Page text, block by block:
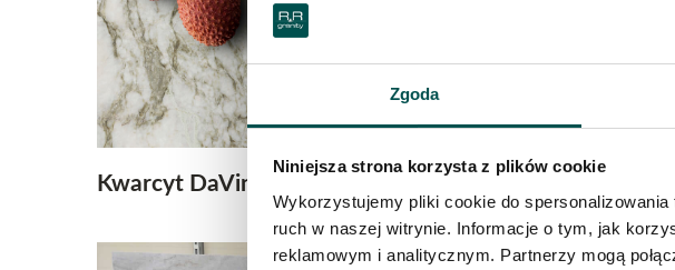
Zgoda
Niniejsza strona korzysta z plików cookie
Wykorzystujemy pliki cookie do
ruch w naszej witrynie. Informacje o tym, jak
reklamowym i analitycznym. Partnerzy mogą
Kwarcyt DaVinci w Twoim domu